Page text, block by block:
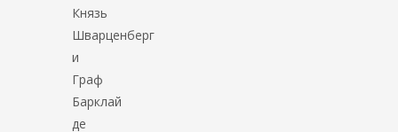
Князь
Шварценберг
и
Граф
Барклай
де